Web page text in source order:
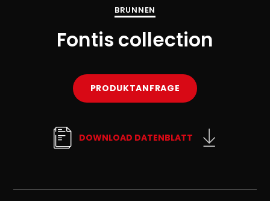
BRUNNEN
Fontis collection
PRODUKTANFRAGE
DOWNLOAD DATENBLATT